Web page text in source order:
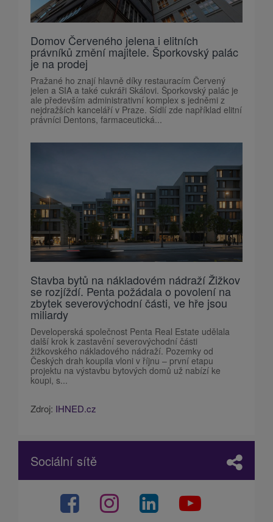
Domov Červeného jelena i elitních
právníků změní majitele. Šporkovský palác
je na prodej
Pražané ho znají hlavně díky restauracím Červený
jelen a SIA a také cukráři Skálovi. Šporkovský palác je
ale především administrativní komplex s jedněmi z
nejdražších kanceláří v Praze. Sídlí zde například elitní
právníci Dentons, farmaceutická...
Stavba bytů na nákladovém nádraží Žižkov
se rozjíždí. Penta požádala o povolení na
zbytek severovýchodní části, ve hře jsou
miliardy
Developerská společnost Penta Real Estate udělala
další krok k zastavění severovýchodní části
žižkovského nákladového nádraží. Pozemky od
Českých drah koupila vloni v říjnu – první etapu
projektu na výstavbu bytových domů už nabízí ke
koupi, s...
Zdroj: IHNED.cz
Sociální sítě